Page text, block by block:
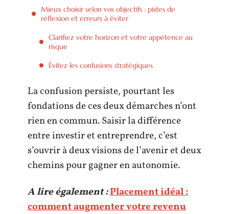
Mieux choisir selon vos objectifs : pistes de
réflexion et erreurs à éviter
Clarifiez votre horizon et votre appétence au
risque
Évitez les confusions stratégiques
La confusion persiste, pourtant les
fondations de ces deux démarches n’ont
rien en commun. Saisir la différence
entre investir et entreprendre, c’est
s’ouvrir à deux visions de l’avenir et deux
chemins pour gagner en autonomie.
A lire également :Placement idéal :
comment augmenter votre revenu